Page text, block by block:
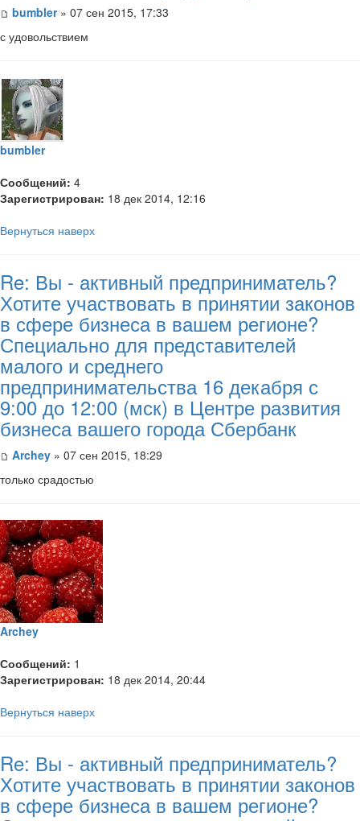
bumbler» 07 сен 2015, 17:33
с удовольствием
bumbler
Сообщений: 4
Зарегистрирован: 18 дек 2014, 12:16
Вернуться наверх
Re: Вы - активный предприниматель?
Хотите участвовать в принятии законов
в сфере бизнеса в вашем регионе?
Специально для представителей
малого и среднего
предпринимательства 16 декабря с
9:00 до 12:00 (мск) в Центре развития
бизнеса вашего города Сбербанк
Archey » 07 сен 2015, 18:29
только срадостью
Archey
Сообщений: 1
Зарегистрирован: 18 дек 2014, 20:44
Вернуться наверх
Re: Вы - активный предприниматель?
Хотите участвовать в принятии законов
в сфере бизнеса в вашем регионе?